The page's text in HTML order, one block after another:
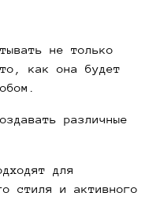
не только
как она будет
различные
для
стиля и активного